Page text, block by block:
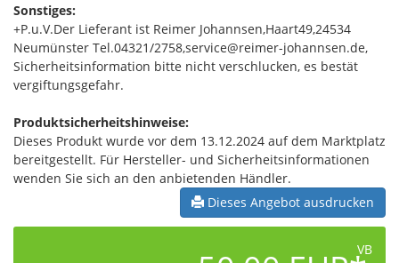
Sonstiges:
+P.u.V.Der Lieferant ist Reimer Johannsen,Haart49,24534
Neumünster Tel.04321/2758,service@reimer-johannsen.de,
Sicherheitsinformation bitte nicht verschlucken, es bestät
vergiftungsgefahr.
Produktsicherheitshinweise:
Dieses Produkt wurde vor dem 13.12.2024 auf dem Marktplatz
bereitgestellt. Für Hersteller- und Sicherheitsinformationen
wenden Sie sich an den anbietenden Händler.
Dieses Angebot ausdrucken
VB